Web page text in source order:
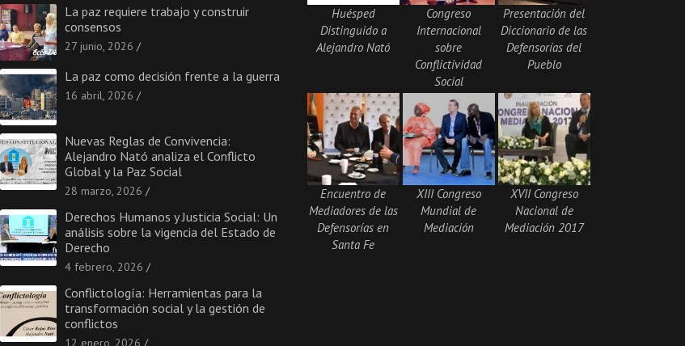
La paz requiere trabajo y construir
consensos
27 junio, 2026
La paz como decisión frente a la guerra
16 abril, 2026
Nuevas Reglas de Convivencia:
Alejandro Nató analiza el Conflicto
Global y la Paz Social
28 marzo, 2026
Derechos Humanos y Justicia Social: Un
análisis sobre la vigencia del Estado de
Derecho
4 febrero, 2026
Conflictología: Herramientas para la
transformación social y la gestión de
conflictos
12 enero, 2026
Huésped
Distinguido a
Alejandro Nató
Congreso
Internacional
sobre
Conflictividad
Social
Presentación del
Diccionario de las
Defensorías del
Pueblo
Encuentro de
Mediadores de las
Defensorías en
Santa Fe
XIII Congreso
Mundial de
Mediación
XVII Congreso
Nacional de
Mediación 2017